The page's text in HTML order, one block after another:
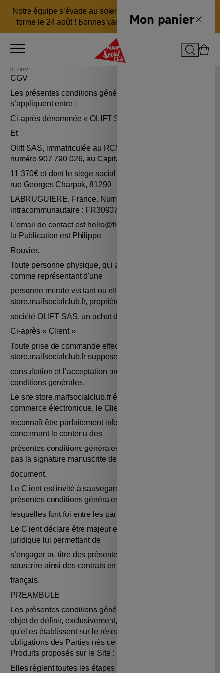
menu
contenu
page
Notre équipe s’évade au soleil 🏖️ pour revenir en pleine
forme le 24 août ! Bonnes vacances ☀️ En savoir plus
MAIF Social Club
Ouvrir le menu
Mon
CGV
CGV
Les présentes conditions générales de vente
s’appliquent entre :
Ci-après dénommée « OLIFT SAS »
Et
Olift SAS, immatriculée au RCS de Castres sous le
numéro 907 790 026, au Capital social de
11 370€ et dont le siège social est situé à L’Arobase, 2
rue Georges Charpak, 81290
LABRUGUIERE, France. Numéro de TVA
intracommunautaire : FR30907790026.
L’email de contact est hello@floatee.co et le Directeur de
la Publication est Philippe
Rouvier.
Toute personne physique, qui agit à titre particulier ou
comme représentant d'une
personne morale visitant ou effectuant, via le site
store.maifsocialclub.fr, propriété de la
société OLIFT SAS, un achat de produits.
Ci-après « Client »
Toute prise de commande effectuée sur le site web
store.maifsocialclub.fr suppose la
consultation et l’acceptation préalables des présentes
conditions générales.
Le site store.maifsocialclub.fr étant un espace de
commerce électronique, le Client
reconnaît être parfaitement informé du fait que son accord
concernant le contenu des
présentes conditions générales de vente ne nécessite
pas la signature manuscrite de ce
document.
Le Client est invité à sauvegarder ou imprimer les
présentes conditions générales de vente,
lesquelles font foi entre les parties.
Le Client déclare être majeur et avoir la pleine capacité
juridique lui permettant de
s’engager au titre des présentes conditions générales et
souscrire ainsi des contrats en droit
français.
PREAMBULE
Les présentes conditions générales de vente ont pour
objet de définir, exclusivement, à raison des relations
qu'elles établissent sur le réseau Internet, les droits et
obligations des Parties nés de la vente en ligne des
Produits proposés sur le Site : store.maifsocialclub.fr.
Elles règlent toutes les étapes nécessaires à la passation
Mon panier